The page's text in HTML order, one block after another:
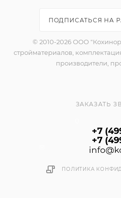
ПОДПИСАТЬСЯ НА
© 2010-2026 ООО
стройматериалов,
производители,
ЗАКАЗАТЬ
+7
+7
ПОЛИТИКА